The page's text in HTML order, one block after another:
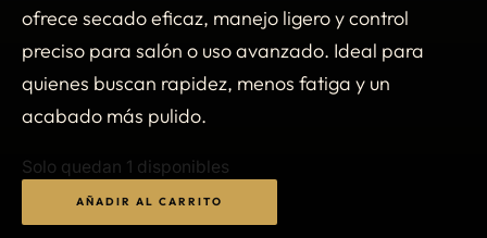
ofrece secado eficaz, manejo ligero y control
preciso para salón o uso avanzado. Ideal para
quienes buscan rapidez, menos fatiga y un
acabado más pulido.
Solo quedan 1 disponibles
AÑADIR AL CARRITO